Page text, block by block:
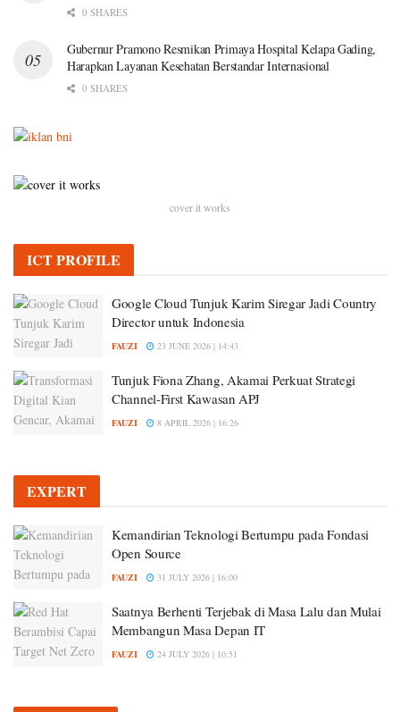
0 SHARES
Gubernur Pramono Resmikan Primaya Hospital Kelapa Gading,
Harapkan Layanan Kesehatan Berstandar Internasional
0 SHARES
cover it works
ICT PROFILE
Google Cloud Tunjuk Karim Siregar Jadi Country
Director untuk Indonesia
FAUZI 23 JUNE 2026 | 14:43
Tunjuk Fiona Zhang, Akamai Perkuat Strategi
Channel-First Kawasan APJ
FAUZI 8 APRIL 2026 | 16:26
EXPERT
Kemandirian Teknologi Bertumpu pada Fondasi
Open Source
FAUZI 31 JULY 2026 | 16:00
Saatnya Berhenti Terjebak di Masa Lalu dan Mulai
Membangun Masa Depan IT
FAUZI 24 JULY 2026 | 10:51